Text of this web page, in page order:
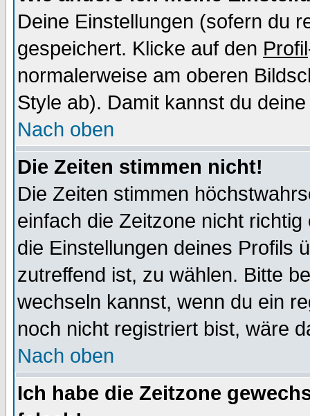
Deine Einstellungen (sofern du
gespeichert. Klicke auf den Profil
normalerweise am oberen
Style ab). Damit kannst du
Nach oben
Die Zeiten stimmen nicht!
Die Zeiten stimmen
einfach die Zeitzone nicht
die Einstellungen deines Profils
zutreffend ist, zu wählen. Bitte
wechseln kannst, wenn du ein
noch nicht registriert bist, wäre
Nach oben
Ich habe die Zeitzone